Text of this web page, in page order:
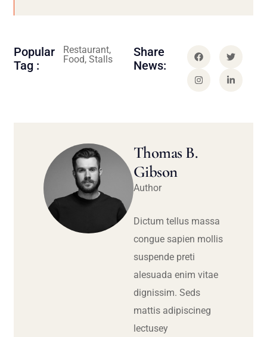
Popular
Tag :
Restaurant,
Food, Stalls
Share
News:
Thomas B.
Gibson
Author
Dictum tellus massa
congue sapien mollis
suspende preti
alesuada enim vitae
dignissim. Seds
mattis adipiscineg
lectusey